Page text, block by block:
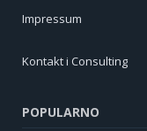
Impressum
Kontakt i Consulting
POPULARNO